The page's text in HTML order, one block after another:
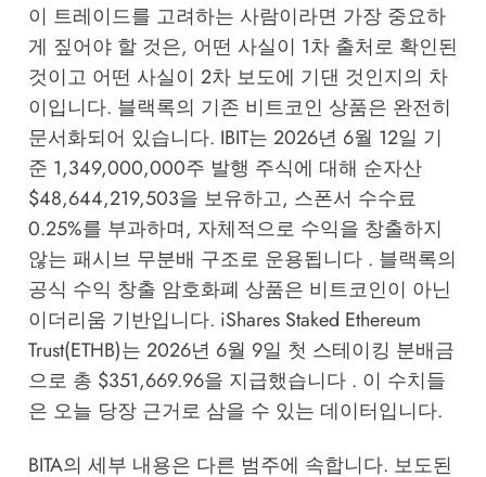
이 트레이드를 고려하는 사람이라면 가장 중요하
게 짚어야 할 것은, 어떤 사실이 1차 출처로 확인된
것이고 어떤 사실이 2차 보도에 기댄 것인지의 차
이입니다. 블랙록의 기존 비트코인 상품은 완전히
문서화되어 있습니다. IBIT는 2026년 6월 12일 기
준 1,349,000,000주 발행 주식에 대해 순자산
$48,644,219,503을 보유하고, 스폰서 수수료
0.25%를 부과하며, 자체적으로 수익을 창출하지
않는 패시브 무분배 구조로 운용됩니다 . 블랙록의
공식 수익 창출 암호화폐 상품은 비트코인이 아닌
이더리움 기반입니다. iShares Staked Ethereum
Trust(ETHB)는 2026년 6월 9일 첫 스테이킹 분배금
으로 총 $351,669.96을 지급했습니다 . 이 수치들
은 오늘 당장 근거로 삼을 수 있는 데이터입니다.
BITA의 세부 내용은 다른 범주에 속합니다. 보도된